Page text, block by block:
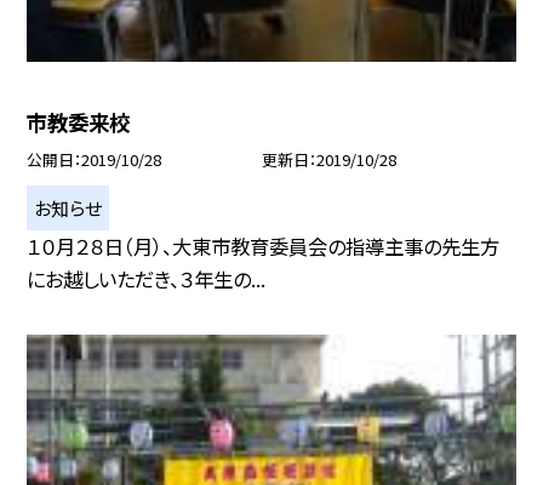
市教委来校
公開日 2019/10/28 更新日 2019/10/28
お知らせ
１０月２８日（月）、大東市教育委員会の指導主事の先生方
にお越しいただき、３年生の...